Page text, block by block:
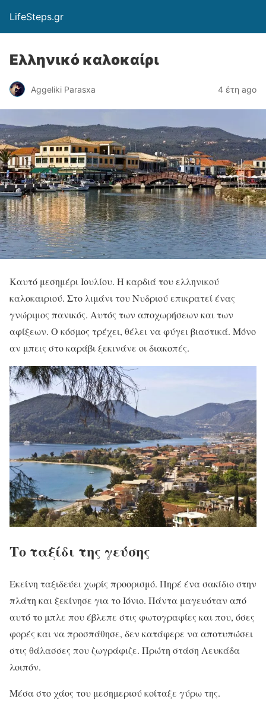
LifeSteps.gr
Ελληνικό καλοκαίρι
Αggeliki Parasxa 4 έτη ago
Καυτό μεσημέρι Ιουλίου. H καρδιά του ελληνικού
καλοκαιριού. Στο λιμάνι του Νυδριού επικρατεί ένας
γνώριμος πανικός. Αυτός των αποχωρήσεων και των
αφίξεων. Ο κόσμος τρέχει, θέλει να φύγει βιαστικά. Μόνο
αν μπεις στο καράβι ξεκινάνε οι διακοπές.
Το ταξίδι της γεύσης
Εκείνη ταξιδεύει χωρίς προορισμό. Πηρέ ένα σακίδιο στην
πλάτη και ξεκίνησε για το Ιόνιο. Πάντα μαγευόταν από
αυτό το μπλε που έβλεπε στις φωτογραφίες και που, όσες
φορές και να προσπάθησε, δεν κατάφερε να αποτυπώσει
στις θάλασσες που ζωγράφιζε. Πρώτη στάση Λευκάδα
λοιπόν.
Μέσα στο χάος του μεσημεριού κοίταξε γύρω της.